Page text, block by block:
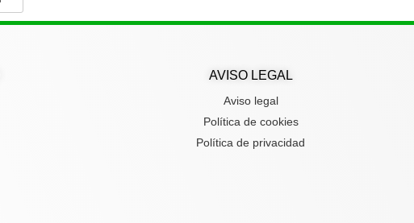
AVISO LEGAL
Aviso legal
Política de cookies
Política de privacidad